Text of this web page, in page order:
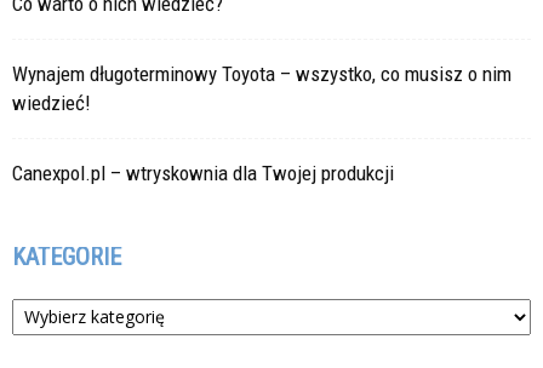
Wynajem długoterminowy Toyota – wszystko, co musisz o nim
wiedzieć!
Canexpol.pl – wtryskownia dla Twojej produkcji
KATEGORIE
Kategorie